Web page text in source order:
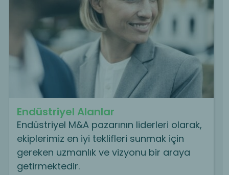
Endüstriyel Alanlar
Endüstriyel M&A pazarının liderleri olarak,
ekiplerimiz en iyi teklifleri sunmak için
gereken uzmanlık ve vizyonu bir araya
getirmektedir.